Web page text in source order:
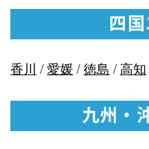
四
香川 /愛媛/徳島 /高知
九州